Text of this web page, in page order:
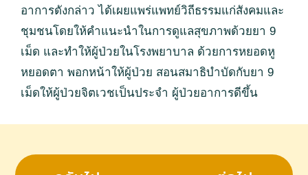
อาการดังกล่าว ได้เผยแพร่แพทย์วิถีธรรมแก่สังคมและ
ชุมชนโดยให้คำแนะนำในการดูแลสุขภาพด้วยยา 9
เม็ด และทำให้ผู้ป่วยในโรงพยาบาล ด้วยการหยอดหู
หยอดตา พอกหน้าให้ผู้ป่วย สอนสมาธิบำบัดกับยา 9
เม็ดให้ผู้ป่วยจิตเวชเป็นประจำ ผู้ป่วยอาการดีขึ้น